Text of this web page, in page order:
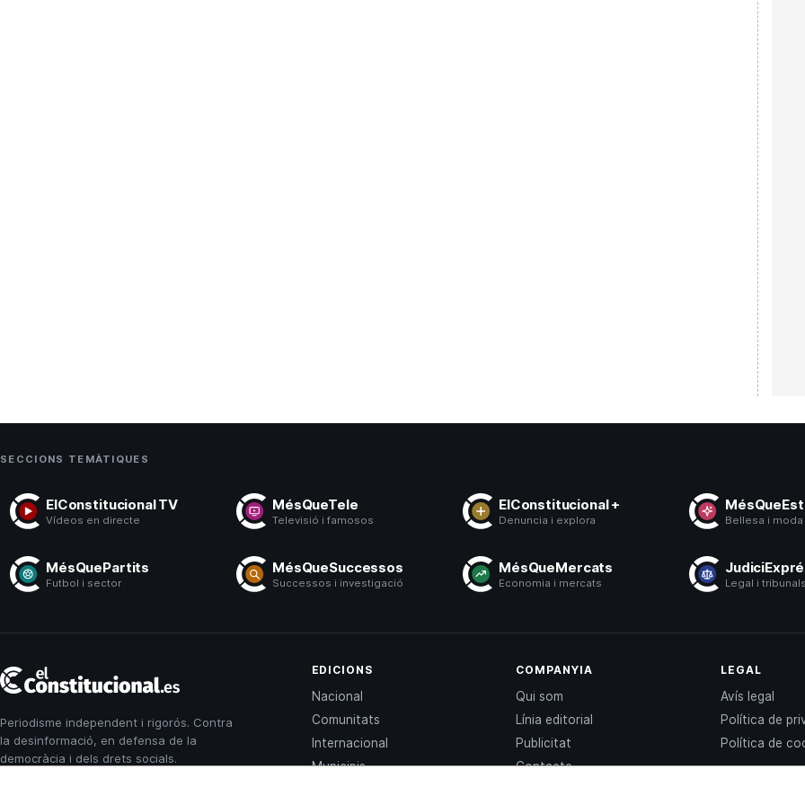
SECCIONS TEMÀTIQUES
ElConstitucional TV
Vídeos en directe
MésQueTele
Televisió i famosos
ElConstitucional +
Denuncia i explora Bellesa i moda
MésQuePartits
Futbol i sector
MésQueSuccessos
Successos i investigació
MésQueMercats
Economia i mercats Legal i tribunals
Constitucional
Periodisme independent i rigorós. Contra
la desinformació, en defensa de la
democràcia i dels drets socials.
EDICIONS
Nacional
Comunitats
Internacional
Municipis
COMPANYIA
Qui som
Línia editorial
Publicitat
Contacte
LEGAL
Avís legal
Política de
Política de